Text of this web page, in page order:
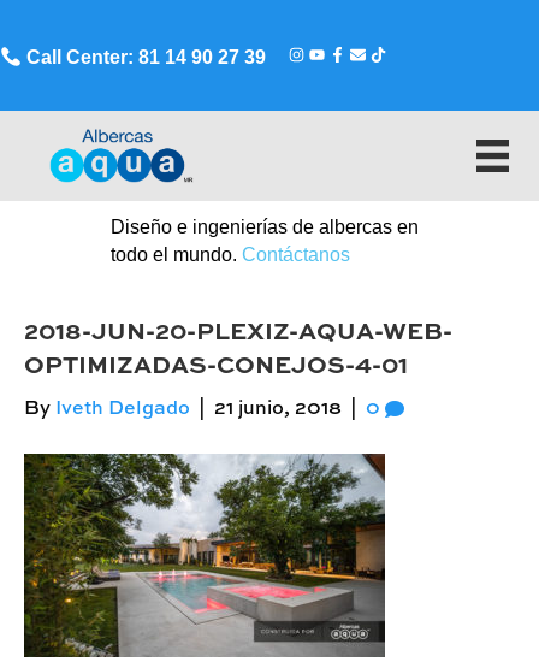
Call Center: 81 14 90 27 39
Diseño e ingenierías de albercas en
todo el mundo. Contáctanos
2018-JUN-20-PLEXIZ-AQUA-WEB-
OPTIMIZADAS-CONEJOS-4-01
By Iveth Delgado 21 junio, 2018 0